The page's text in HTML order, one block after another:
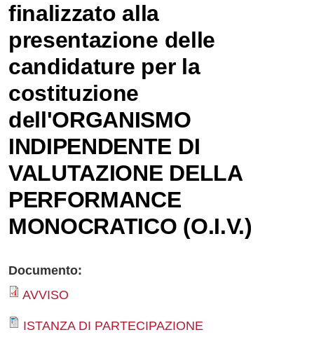
sui social
network
su
Facebook
Condividi
su
Twitter
Condividi
su
Facebook
Condividi
su
Whatsapp
finalizzato alla
presentazione delle
candidature per la
costituzione
dell'ORGANISMO
INDIPENDENTE DI
VALUTAZIONE DELLA
PERFORMANCE
MONOCRATICO (O.I.V.)
Documento:
AVVISO
ISTANZA DI PARTECIPAZIONE